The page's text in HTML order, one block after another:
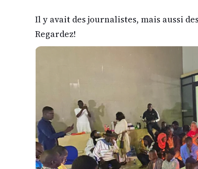
Il y avait des journalistes, mais aussi
Regardez!